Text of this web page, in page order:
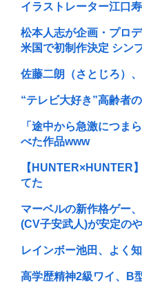
イラストレーター江口
松本人志が企画・プロ
米国で初制作決定 シン
佐藤二朗（さとじろ）
“テレビ大好き”高齢者
「途中から急激につま
べた作品www
【HUNTER×HUNTER
てた
マーベルの新作格ゲー
(CV子安武人)が安定の
レインボー池田、よく
高学歴精神2級ワイ、B